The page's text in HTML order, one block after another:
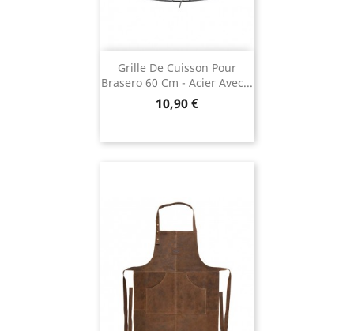
Grille De Cuisson Pour
Brasero 60 Cm - Acier Avec...
Prix
10,90 €